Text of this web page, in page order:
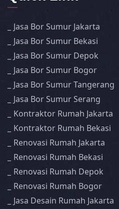
Jasa Bor Sumur Jakarta
Jasa Bor Sumur Bekasi
Jasa Bor Sumur Depok
Jasa Bor Sumur Bogor
Jasa Bor Sumur Tangerang
Jasa Bor Sumur Serang
Kontraktor Rumah Jakarta
Kontraktor Rumah Bekasi
Renovasi Rumah Jakarta
Renovasi Rumah Bekasi
Renovasi Rumah Depok
Renovasi Rumah Bogor
Jasa Desain Rumah Jakarta